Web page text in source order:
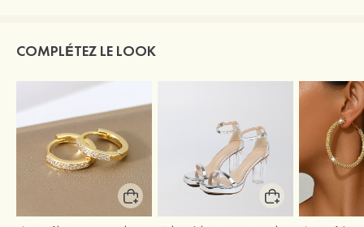
COMPLÉTEZ LE LOOK